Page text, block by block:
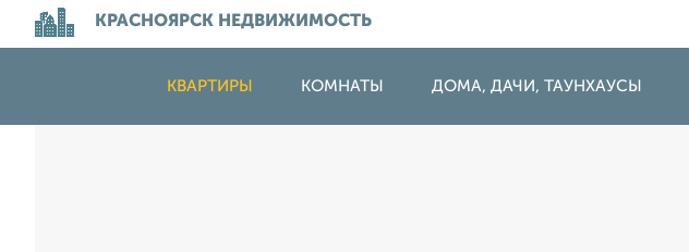
КРАСНОЯРСК НЕДВИЖИМОСТЬ
КВАРТИРЫ КОМНАТЫ ДОМА, ДАЧИ, ТАУНХАУСЫ